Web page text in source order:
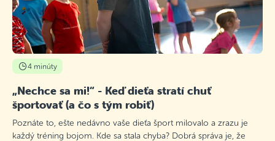
4 minúty
„Nechce sa mi!“ - Keď dieťa stratí chuť
športovať (a čo s tým robiť)
Poznáte to, ešte nedávno vaše dieťa šport milovalo a zrazu je
každý tréning bojom. Kde sa stala chyba? Dobrá správa je, že